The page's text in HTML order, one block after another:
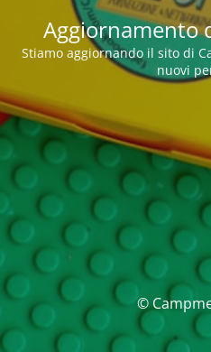
Aggiornamento
Stiamo aggiornando il sito di
nuovi
©